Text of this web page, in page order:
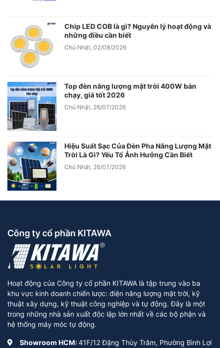
Chip LED COB là gì? Nguyên lý hoạt động và
những điều cần biết
Chủ Nhật, 02/08/2026
Top đèn năng lượng mặt trời 400W bán
chạy, giá tốt 2026
Chủ Nhật, 26/07/2026
Hiệu Suất Sạc Của Đèn Pha Năng Lượng Mặt
Trời Là Gì? Yếu Tố Ảnh Hưởng Cần Biết
Chủ Nhật, 26/07/2026
Công ty cổ phần KITAWA
Hoạt động của Công ty cổ phần KITAWA là tập trung vào ba
khu vực kinh doanh chiến lược: điện năng lượng mặt trời, kỹ
thuật xây dựng, kỹ thuật công nghiệp và tự động. Đây là một
trong những nhà sản xuất độc lập lớn nhất về các bộ phận và
hệ thống máy móc tự động.
Showroom HCM:41F/12 Đặng Thùy Trâm, Phường Bình Lợi